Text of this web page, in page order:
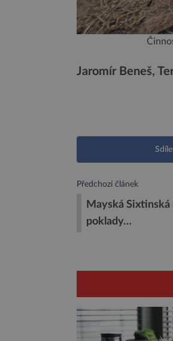
Jaromír Beneš,
Předchozí článek
Mayská
poklady…